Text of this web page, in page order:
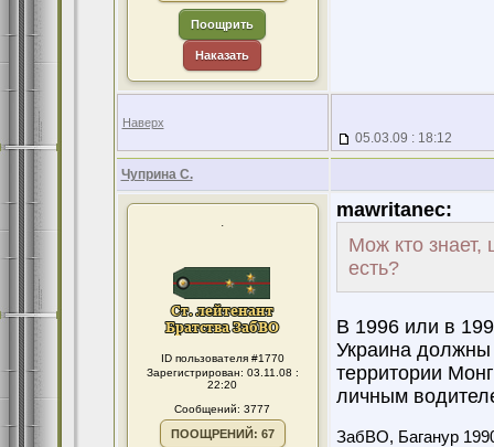
Поощрить
Наказать
Наверх
05.03.09 : 18:12
Чуприна С.
.
ID пользователя #1770
Зарегистрирован: 03.11.08 :
22:20
Сообщений: 3777
ПООЩРЕНИЙ: 67
mawritanec:
Мож кто знает,
есть?
В 1996 или в
Украина должны
территории
личным
ЗабВО, Баганур